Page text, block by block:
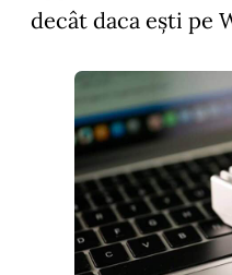
decât daca ești pe